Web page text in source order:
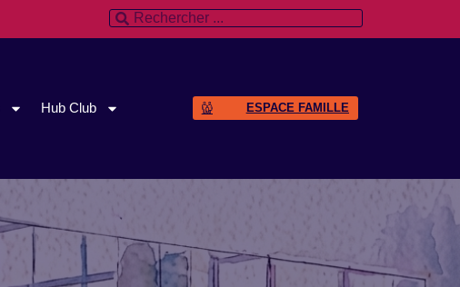
Hub Club ESPACE FAMILLE